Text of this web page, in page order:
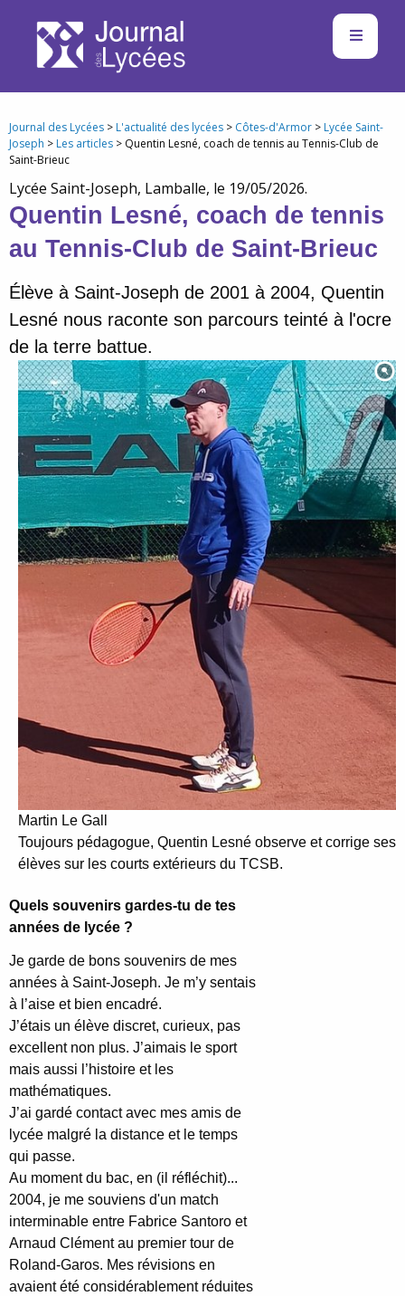
Journal des Lycées > L'actualité des lycées > Côtes-d'Armor > Lycée Saint-
Joseph > Les articles > Quentin Lesné, coach de tennis au Tennis-Club de
Saint-Brieuc
Lycée Saint-Joseph, Lamballe, le 19/05/2026.
Quentin Lesné, coach de tennis
au Tennis-Club de Saint-Brieuc
Élève à Saint-Joseph de 2001 à 2004, Quentin
Lesné nous raconte son parcours teinté à l'ocre
de la terre battue.
Martin Le Gall
Toujours pédagogue, Quentin Lesné observe et corrige ses
élèves sur les courts extérieurs du TCSB.
Quels souvenirs gardes-tu de tes
années de lycée ?
Je garde de bons souvenirs de mes
années à Saint-Joseph. Je m’y sentais
à l’aise et bien encadré.
J’étais un élève discret, curieux, pas
excellent non plus. J’aimais le sport
mais aussi l’histoire et les
mathématiques.
J’ai gardé contact avec mes amis de
lycée malgré la distance et le temps
qui passe.
Au moment du bac, en (il réfléchit)...
2004, je me souviens d'un match
interminable entre Fabrice Santoro et
Arnaud Clément au premier tour de
Roland-Garos. Mes révisions en
avaient été considérablement réduites